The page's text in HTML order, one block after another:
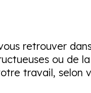
retrouver
ou de
travail, selon